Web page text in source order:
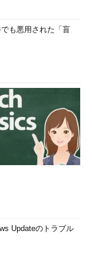
も悪用された「盲
Updateのトラブル